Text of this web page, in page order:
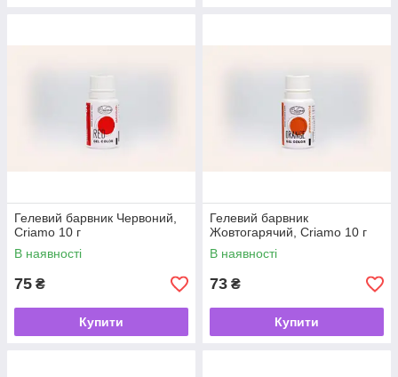
Гелевий барвник Червоний,
Criamo 10 г
В наявності
75 ₴
Купити
Гелевий барвник
Жовтогарячий, Criamo 10 г
В наявності
73 ₴
Купити